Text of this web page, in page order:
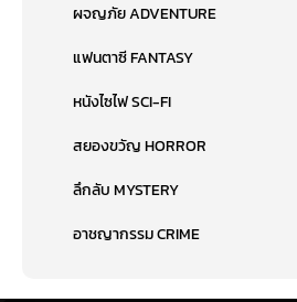
ผจญภัย ADVENTURE
แฟนตาซี FANTASY
หนังไซไฟ SCI-FI
สยองขวัญ HORROR
ลึกลับ MYSTERY
อาชญากรรม CRIME